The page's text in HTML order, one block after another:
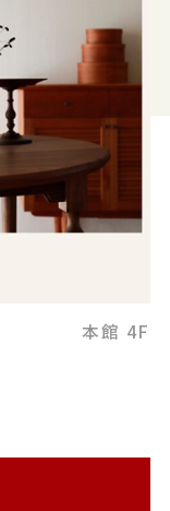
本館 4F